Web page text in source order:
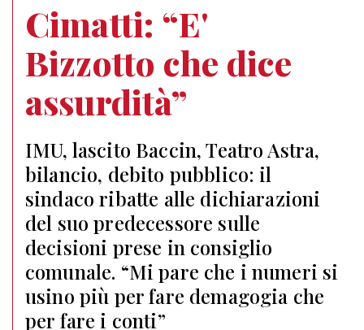
Cimatti: “E'
Bizzotto che dice
assurdità”
IMU, lascito Baccin, Teatro Astra,
bilancio, debito pubblico: il
sindaco ribatte alle dichiarazioni
del suo predecessore sulle
decisioni prese in consiglio
comunale. “Mi pare che i numeri si
usino più per fare demagogia che
per fare i conti”